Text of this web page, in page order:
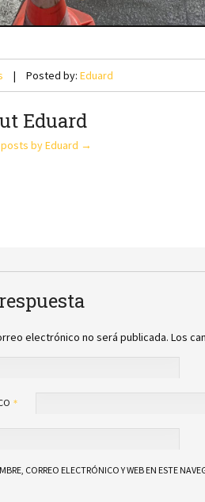
Posted by: Eduard
Eduard
by Eduard →
electrónico no será publicada. Los
CORREO ELECTRÓNICO Y WEB EN ESTE